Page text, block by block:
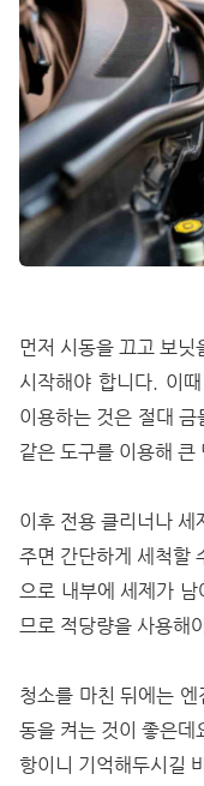
먼저 시동을 끄고 보
시작해야 합니다. 이
이용하는 것은 절대
같은 도구를 이용해 큰
이후 전용 클리너나
주면 간단하게 세척할
으로 내부에 세제가
므로 적당량을 사용해
청소를 마친 뒤에는
동을 켜는 것이 좋은데
항이니 기억해두시길